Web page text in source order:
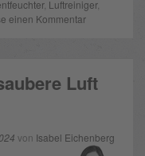
, Luftreiniger,
einen Kommentar
Luft
von Isabel Eichenberg